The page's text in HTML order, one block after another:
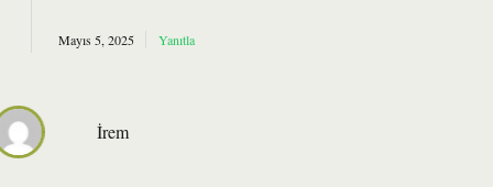
Mayıs 5, 2025 Yanıtla
İrem